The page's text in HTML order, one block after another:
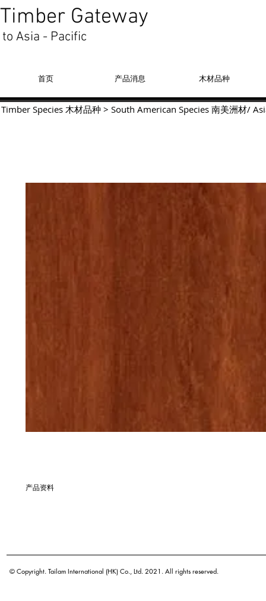
Timber Gateway
to Asia - Pacific
首页 产品消息 木材品种
产品资料
原产地
Timber Species 木材品种 > South American Species 南美洲材/
© Copyright. Tailam International (HK) Co., Ltd. 2021. All rights reserved.